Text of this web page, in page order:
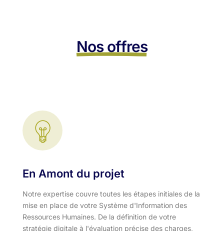
Nos offres
En Amont du projet
Notre expertise couvre toutes les étapes initiales de la
mise en place de votre Système d'Information des
Ressources Humaines. De la définition de votre
stratégie digitale à l'évaluation précise des charges,